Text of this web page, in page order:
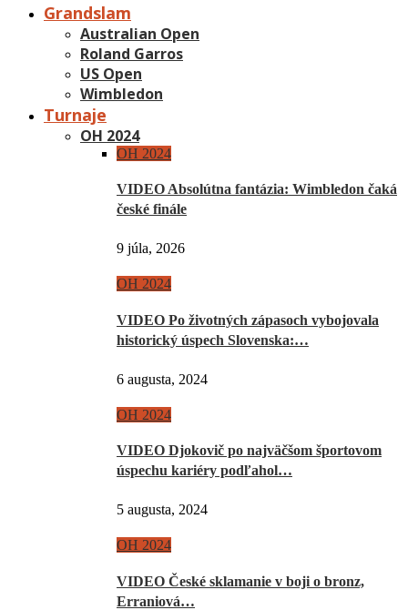
Grandslam
Australian Open
Roland Garros
US Open
Wimbledon
Turnaje
OH 2024
OH 2024
VIDEO Absolútna fantázia: Wimbledon čaká
české finále
9 júla, 2026
OH 2024
VIDEO Po životných zápasoch vybojovala
historický úspech Slovenska:…
6 augusta, 2024
OH 2024
VIDEO Djokovič po najväčšom športovom
úspechu kariéry podľahol…
5 augusta, 2024
OH 2024
VIDEO České sklamanie v boji o bronz,
Erraniová…